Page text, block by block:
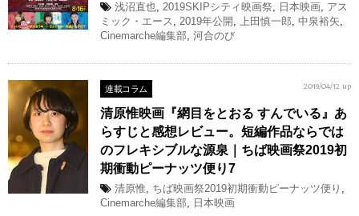
浅沼直也, 2019SKIPシティ映画祭, 日本映画, アス
ミック・エース , 2019年公開 , 上田慎一郎, 中泉裕矢,
Cinemarche編集部, 河合のび
連載コラム 2019/04/12 up
清原惟映画『網目をとおる すんでいる』あ
らすじと感想レビュー。短編作品ならでは
のフレキシブルな源泉｜ちば映画祭2019初
期衝動ピーナッツ便り7
清原惟, ちば映画祭2019初期衝動ピーナッツ便り ,
Cinemarche編集部, 日本映画